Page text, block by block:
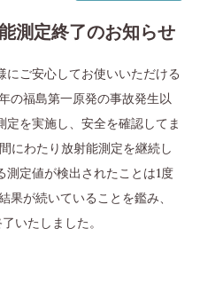
測定終了のお知らせ
ご安心してお使いいただける
の福島第一原発の事故発生以
を実施し、安全を確認してま
にわたり放射能測定を継続し
測定値が検出されたことは1度
果が続いていることを鑑み、
いたしました。